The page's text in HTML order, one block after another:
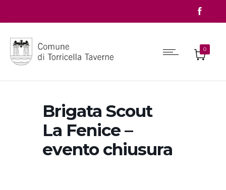
0
Brigata Scout
La Fenice –
evento chiusura